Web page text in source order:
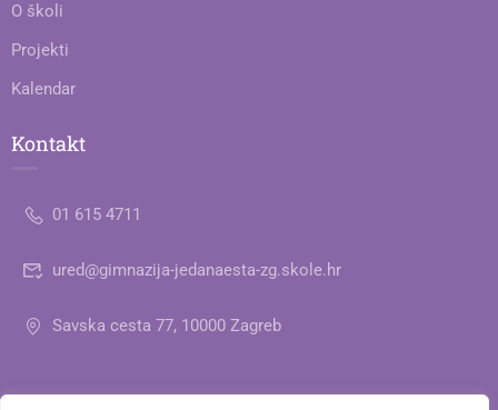
O školi
Projekti
Kalendar
Kontakt
01 615 4711
ured@gimnazija-jedanaesta-zg.skole.hr
Savska cesta 77, 10000 Zagreb